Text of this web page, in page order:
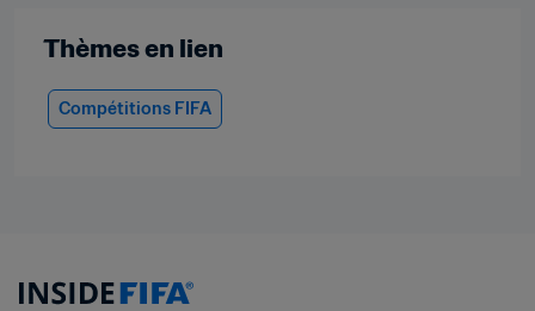
Thèmes en lien
Compétitions FIFA